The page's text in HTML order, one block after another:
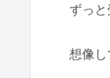
ずっ
想像し